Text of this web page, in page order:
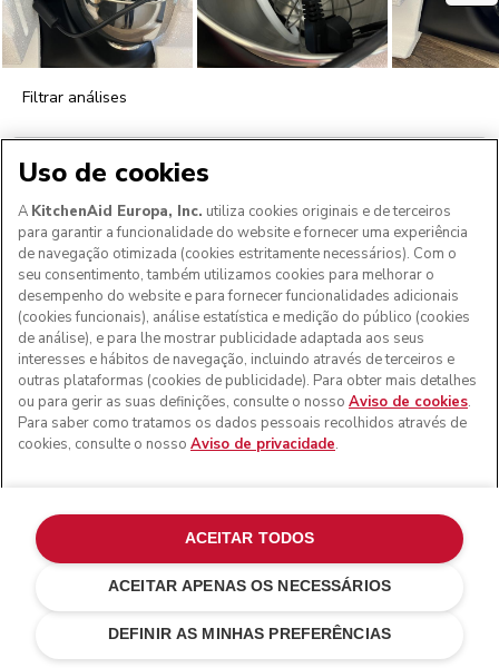
€ 466,65
€ 549,00
Poupar nos
Uso de cookies
A KitchenAid Europa, Inc. utiliza cookies originais e de terceiros
para garantir a funcionalidade do website e fornecer uma experiência
de navegação otimizada (cookies estritamente necessários). Com o
seu consentimento, também utilizamos cookies para melhorar o
desempenho do website e para fornecer funcionalidades adicionais
(cookies funcionais), análise estatística e medição do público (cookies
de análise), e para lhe mostrar publicidade adaptada aos seus
interesses e hábitos de navegação, incluindo através de terceiros e
outras plataformas (cookies de publicidade). Para obter mais detalhes
ou para gerir as suas definições, consulte o nosso Aviso de cookies.
Para saber como tratamos os dados pessoais recolhidos através de
cookies, consulte o nosso Aviso de privacidade.
DEFINIR AS MINHAS PREFERÊNCIAS
ACEITAR APENAS OS NECESSÁRIOS
ACEITAR TODOS